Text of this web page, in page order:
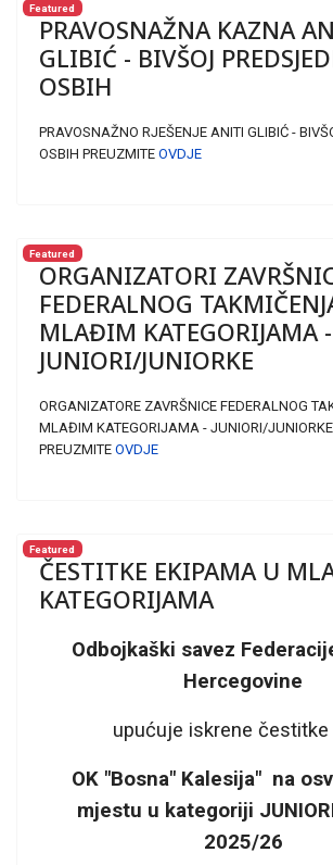
Featured
PRAVOSNAŽNA KAZNA
GLIBIĆ - BIVŠOJ
OSBIH
PRAVOSNAŽNO RJEŠENJE ANITI GLIBIĆ -
OSBIH PREUZMITE OVDJE
Featured
ORGANIZATORI
FEDERALNOG
MLAĐIM KATEGORIJAMA -
JUNIORI/JUNIORKE
ORGANIZATORE ZAVRŠNICE FEDERALNOG
MLAĐIM KATEGORIJAMA - JUNIORI/JUNIORKE
PREUZMITE OVDJE
Featured
ČESTITKE EKIPAMA U
KATEGORIJAMA
Odbojkaški savez
Hercegovine
upućuje iskrene čestitke
OK "Bosna" Kalesija" na
mjestu u kategoriji
2025/26